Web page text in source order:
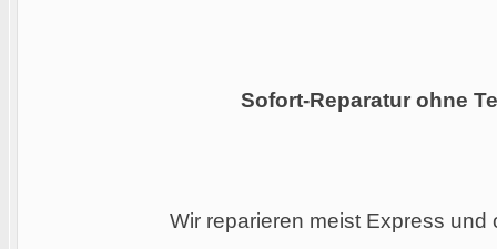
Sofort-Reparatur ohne
Wir reparieren meist Express und